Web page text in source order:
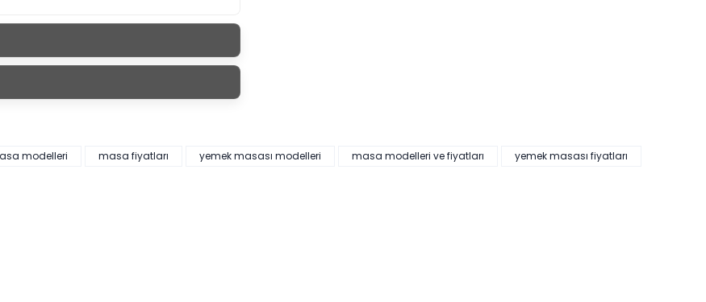
modelleri masa fiyatları yemek masası modelleri masa modelleri ve fiyatları
yemek masası fiyatları